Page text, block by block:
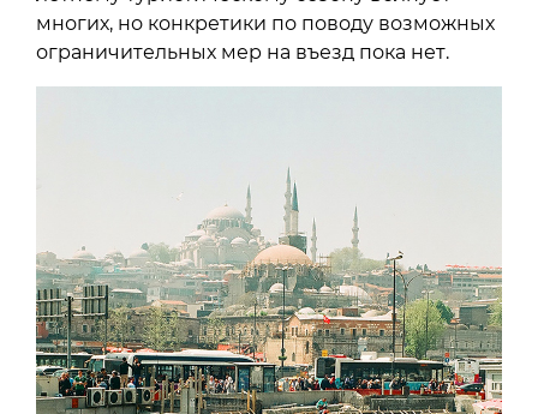
многих, но конкретики по поводу возможных
ограничительных мер на въезд пока нет.